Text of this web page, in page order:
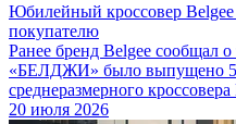
Юбилейный кроссовер
покупателю
Ранее бренд Belgee сообщал
«БЕЛДЖИ» было выпущено
среднеразмерного
20 июля 2026